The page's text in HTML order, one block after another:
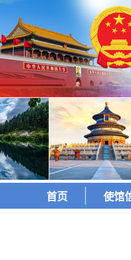
首页 使馆